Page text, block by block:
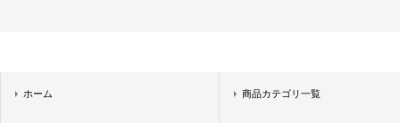
ホーム 商品カテゴリ一覧